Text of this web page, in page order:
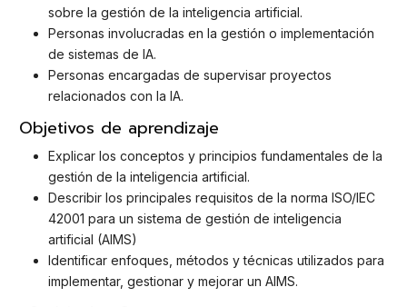
sobre la gestión de la inteligencia artificial.
Personas involucradas en la gestión o implementación
de sistemas de IA.
Personas encargadas de supervisar proyectos
relacionados con la IA.
Objetivos de aprendizaje
Explicar los conceptos y principios fundamentales de la
gestión de la inteligencia artificial.
Describir los principales requisitos de la norma ISO/IEC
42001 para un sistema de gestión de inteligencia
artificial (AIMS)
Identificar enfoques, métodos y técnicas utilizados para
implementar, gestionar y mejorar un AIMS.